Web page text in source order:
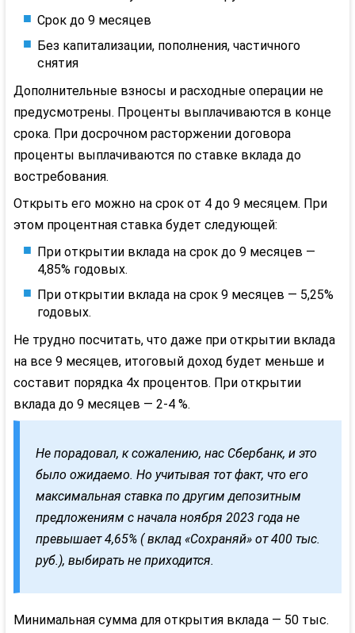
Срок до 9 месяцев
Без капитализации, пополнения, частичного
снятия
Дополнительные взносы и расходные операции не
предусмотрены. Проценты выплачиваются в конце
срока. При досрочном расторжении договора
проценты выплачиваются по ставке вклада до
востребования.
Открыть его можно на срок от 4 до 9 месяцем. При
этом процентная ставка будет следующей:
При открытии вклада на срок до 9 месяцев —
4,85% годовых.
При открытии вклада на срок 9 месяцев — 5,25%
годовых.
Не трудно посчитать, что даже при открытии вклада
на все 9 месяцев, итоговый доход будет меньше и
составит порядка 4х процентов. При открытии
вклада до 9 месяцев — 2-4 %.
Не порадовал, к сожалению, нас Сбербанк, и это
было ожидаемо. Но учитывая тот факт, что его
максимальная ставка по другим депозитным
предложениям с начала ноября 2023 года не
превышает 4,65% ( вклад «Сохраняй» от 400 тыс.
руб.), выбирать не приходится.
Минимальная сумма для открытия вклада — 50 тыс.